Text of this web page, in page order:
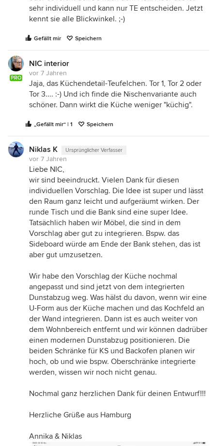
einem rechteckigen Tisch).
Im Entwurf geht die Bank dann nahtlos in ein
einen begrenzten Raum einfach größer wirken, als
wenn man Möbel an Möbel reiht.
Wichtig für solche "all in one Räume" sind
insgesamt die Farbe- und Materialauswahl - ich war
jetzt mal frech und habe nicht gefragt, ob Sie
Mobiliar besitzen, das mit einziehen soll ... ;-)
Viele Grüße nach HH
sehr individuell und kann nur TE entscheiden. Jetzt
kennt sie alle Blickwinkel. ;-)
Gefällt mir Speichern
PRO
NIC interior
vor 7 Jahren
Jaja, das Küchendetail-Teufelchen. Tor 1, Tor 2 oder
Tor 3.... :-) Und ich finde die Nischenvariante auch
schöner. Dann wirkt die Küche weniger "küchig".
„Gefällt mir“ | 1 Speichern
Niklas K Ursprünglicher Verfasser
vor 7 Jahren
Liebe NIC,
wir sind beeindruckt. Vielen Dank für diesen
individuellen Vorschlag. Die Idee ist super und lässt
den Raum ganz leicht und aufgeräumt wirken. Der
runde Tisch und die Bank sind eine super Idee.
Tatsächlich haben wir Möbel, die sind in dem
Vorschlag aber gut zu integrieren. Bspw. das
Sideboard würde am Ende der Bank stehen, das ist
aber gut umzusetzen.
Wir habe den Vorschlag der Küche nochmal
angepasst und sind jetzt von dem integrierten
Dunstabzug weg. Was hälst du davon, wenn wir eine
U-Form aus der Küche machen und das Kochfeld an
der Wand integrieren. Dann ist es auch weiter von
dem Wohnbereich entfernt und wir können dadrüber
einen modernen Dunstabzug positionieren. Die
beiden Schränke für KS und Backofen planen wir
hoch, ob und wie bspw. Oberschränke integrierte
werden, wissen wir noch nicht genau.
Nochmal ganz herzlichen Dank für deinen Entwurf!!!
Herzliche Grüße aus Hamburg
Annika & Niklas